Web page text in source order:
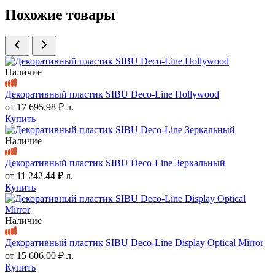
Похожие товары
Наличие
Декоративный пластик SIBU Deco-Line Hollywood
от 17 695.98 ₽ л.
Купить
Наличие
Декоративный пластик SIBU Deco-Line Зеркальный
от 11 242.44 ₽ л.
Купить
Наличие
Декоративный пластик SIBU Deco-Line Display Optical Mirror
от 15 606.00 ₽ л.
Купить